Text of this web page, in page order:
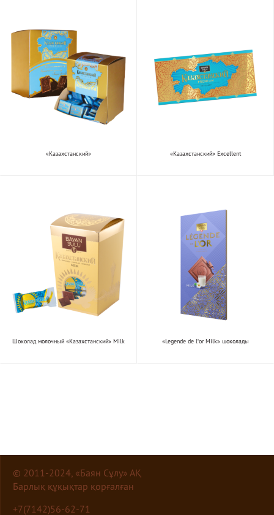
«Казахстанский» «Казахстанский» Excellent
Шоколад молочный «Казахстанский» Milk «Legende de lꞌor Milk» шоколады
© 2011-2024, «Баян Сұлу» АҚ
Барлық құқықтар қорғалған
+7(7142)56-62-71